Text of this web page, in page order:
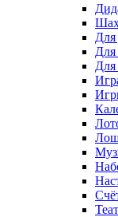
Для
Для